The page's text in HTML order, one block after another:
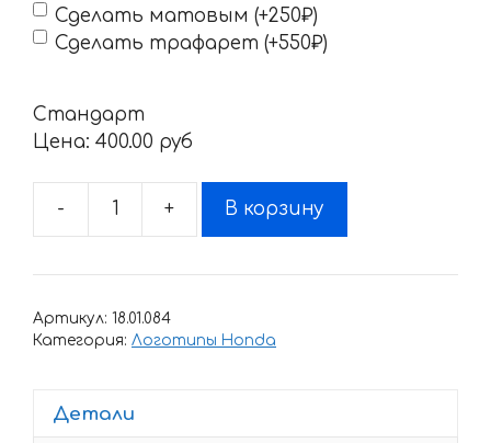
Сделать матовым (+250₽)
Сделать трафарет (+550₽)
Стандарт
Цена: 400.00 pyб
-
Количество
Наклейка
RC-
+ В корзину
Артикул: 18.01.084
Категория: Логотипы Honda
Детали